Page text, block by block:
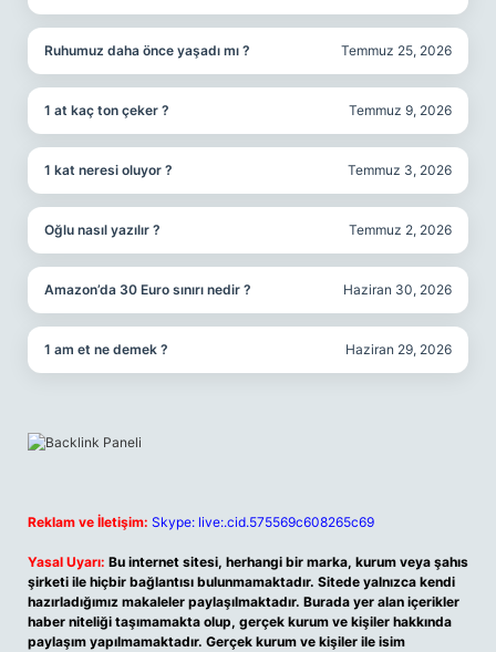
Ruhumuz daha önce yaşadı mı ? Temmuz 25, 2026
1 at kaç ton çeker ? Temmuz 9, 2026
1 kat neresi oluyor ? Temmuz 3, 2026
Oğlu nasıl yazılır ? Temmuz 2, 2026
Amazon’da 30 Euro sınırı nedir ? Haziran 30, 2026
1 am et ne demek ? Haziran 29, 2026
Reklam ve İletişim: Skype: live:.cid.575569c608265c69
Yasal Uyarı: Bu internet sitesi, herhangi bir marka, kurum veya şahıs
şirketi ile hiçbir bağlantısı bulunmamaktadır. Sitede yalnızca kendi
hazırladığımız makaleler paylaşılmaktadır. Burada yer alan içerikler
haber niteliği taşımamakta olup, gerçek kurum ve kişiler hakkında
paylaşım yapılmamaktadır. Gerçek kurum ve kişiler ile isim